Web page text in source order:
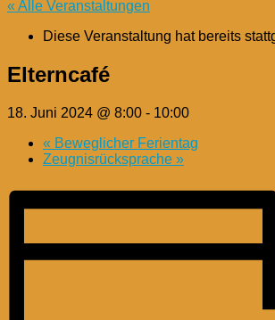
« Alle Veranstaltungen
Diese Veranstaltung hat bereits
Elterncafé
18. Juni 2024 @ 8:00 - 10:00
« Beweglicher Ferientag
Zeugnisrücksprache »